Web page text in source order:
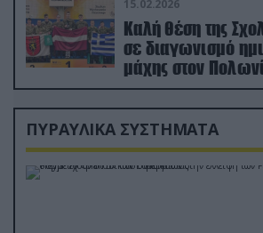
15.02.2026
Καλή θέση της
σε διαγωνισμό
μάχης στον
ΠΥΡΑΥΛΙΚΑ ΣΥΣΤΗΜΑΤΑ